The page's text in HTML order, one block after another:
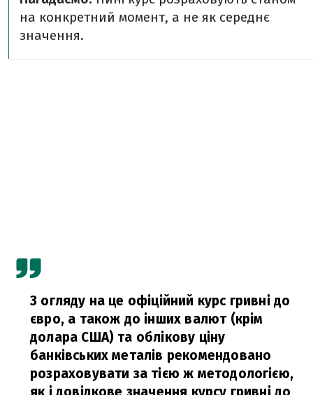
на конкретний момент, а не як середнє
значення.
З огляду на це офіційний курс гривні до
євро, а також до інших валют (крім
долара США) та облікову ціну
банківських металів рекомендовано
розраховувати за тією ж методологією,